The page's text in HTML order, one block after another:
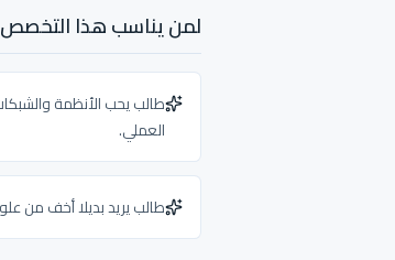
لمن يناسب هذا
طالب يحب الأنظمة
العملي.
طالب يريد بديلا أخف من